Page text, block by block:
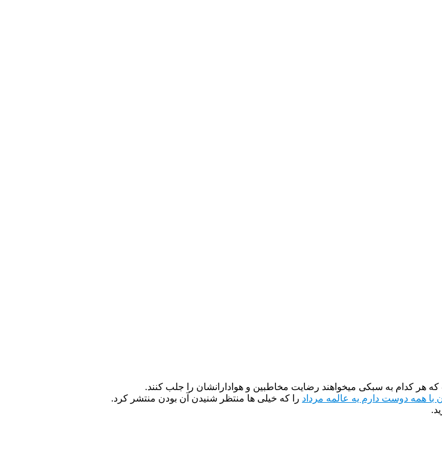
هر کدام به سبکی میخواهند رضایت مخاطبین و هوادارانشان را جلب کنند.
با همه دوست دارم یه عالمه مرداد را که خیلی ها منتظر شنیدن آن بودن منتشر کرد.